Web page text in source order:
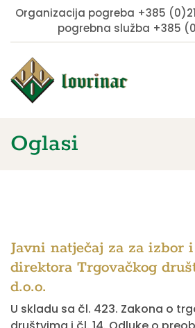
Organizacija pogreba +385
pogrebna služba +385
Oglasi
Javni natječaj za za izbor
direktora Trgovačkog
d.o.o.
U skladu sa čl. 423. Zakona o